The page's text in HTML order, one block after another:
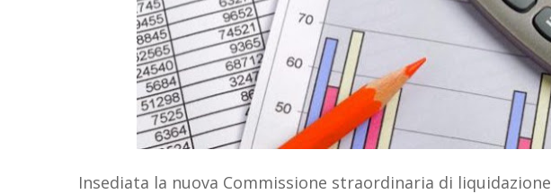
Insediata la nuova Commissione straordinaria di liquidazione